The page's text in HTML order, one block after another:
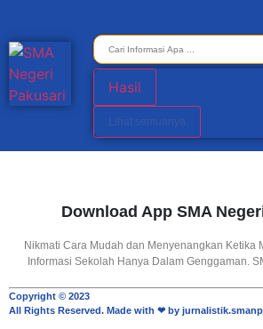
Hasil
Lihat semuanya
Download App SMA
Nikmati Cara Mudah dan Menyenangkan Ketika
Informasi Sekolah Hanya Dalam Genggaman.
Copyright © 2023
All Rights Reserved. Made with ❤ by